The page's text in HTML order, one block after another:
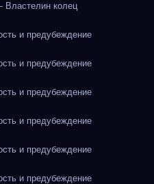
колец
и предубеждение
и предубеждение
и предубеждение
и предубеждение
и предубеждение
и предубеждение